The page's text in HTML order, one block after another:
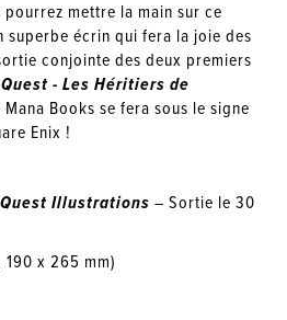
mettre la main sur ce
superbe écrin qui fera la joie des
conjointe des deux premiers
- Les Héritiers de
Books se fera sous le signe
Enix !
Illustrations – Sortie le 30
x 265 mm)